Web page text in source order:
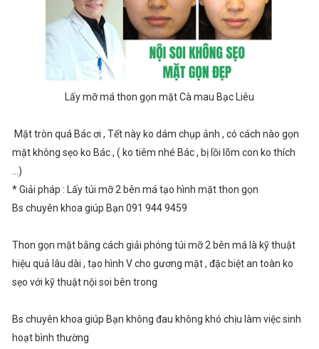
Lấy mỡ má thon gọn mặt Cà mau Bạc Liêu
Mặt tròn quá Bác ơi , Tết này ko dám chụp ảnh , có cách nào gọn
mặt không sẹo ko Bác , ( ko tiêm nhé Bác , bị lồi lõm con ko thích
...)
* Giải pháp : Lấy túi mỡ 2 bên má tạo hình mặt thon gọn
Bs chuyên khoa giúp Bạn 091 944 9459
Thon gọn mặt bằng cách giải phóng túi mỡ 2 bên má là kỹ thuật
hiệu quả lâu dài , tạo hình V cho gương mặt , đặc biệt an toàn ko
sẹo với kỹ thuật nội soi bên trong
Bs chuyên khoa giúp Bạn không đau không khó chịu làm việc sinh
hoạt bình thường